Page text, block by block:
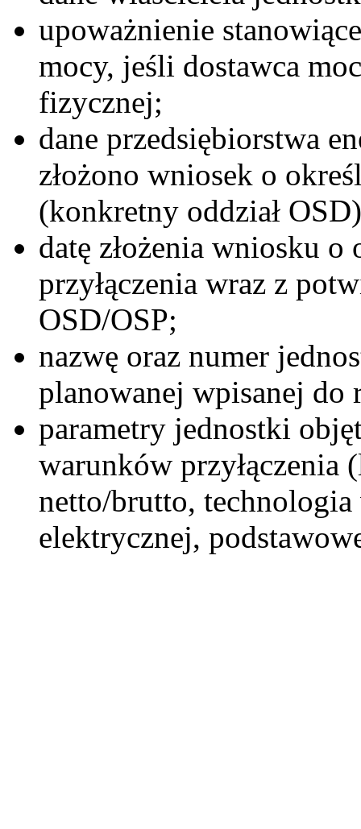
upoważnienie
mocy, jeśli dostawca
fizycznej;
dane przedsiębiorstwa
złożono wniosek o
(konkretny oddział
datę złożenia wniosku
przyłączenia wraz z
OSD/OSP;
nazwę oraz numer
planowanej wpisanej do
parametry jednostki
warunków przyłączenia
netto/brutto,
elektrycznej,